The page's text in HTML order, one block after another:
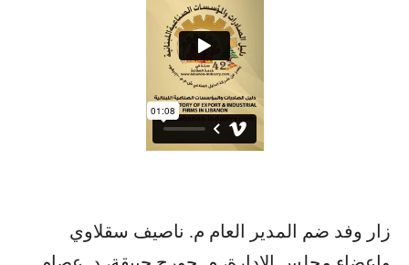
زار وفد ضم المدير العام م. ناصيف سقلاوي